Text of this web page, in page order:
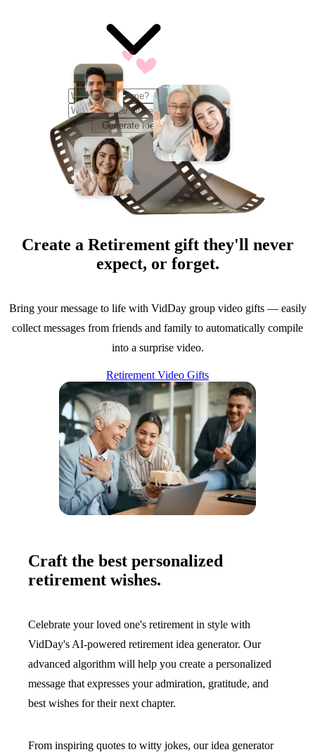
Generate Ideas
Create a Retirementgift they'll never
expect, or forget.
Bring your message to life with VidDay group video gifts — easily
collect messages from friends and family to automatically compile
into a surprise video.
Retirement Video Gifts
Craft the best personalized
retirement wishes.
Celebrate your loved one's retirement in style with
VidDay's AI-powered retirement idea generator. Our
advanced algorithm will help you create a personalized
message that expresses your admiration, gratitude, and
best wishes for their next chapter.
From inspiring quotes to witty jokes, our idea generator